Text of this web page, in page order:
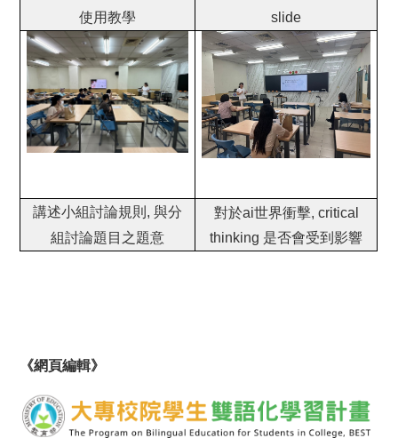
使用教學
slide
講述小組討論規則, 與分
組討論題目之題意
對於ai世界衝擊, critical
thinking 是否會受到影響
《網頁編輯》